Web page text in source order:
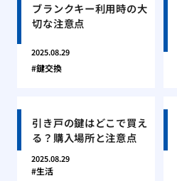
ブランクキー利用時の大
切な注意点
2025.08.29
鍵交換
引き戸の鍵はどこで買え
る？購入場所と注意点
2025.08.29
生活